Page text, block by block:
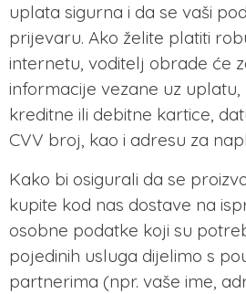
uplata sigurna i da se vaši
prijevaru. Ako želite platiti
internetu, voditelj obrade će
informacije vezane uz
kreditne ili debitne kartice,
CVV broj, kao i adresu za
Kako bi osigurali da se
kupite kod nas dostave na
osobne podatke koji su
pojedinih usluga dijelimo s
partnerima (npr. vaše ime,